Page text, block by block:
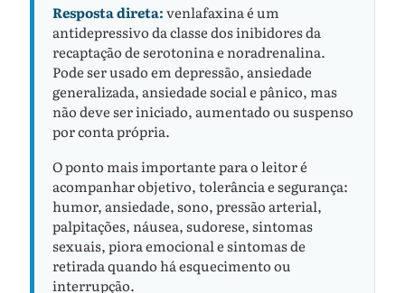
Resposta direta:venlafaxina é um
antidepressivo da classe dos inibidores da
recaptação de serotonina e noradrenalina.
Pode ser usado em depressão, ansiedade
generalizada, ansiedade social e pânico, mas
não deve ser iniciado, aumentado ou suspenso
por conta própria.
O ponto mais importante para o leitor é
acompanhar objetivo, tolerância e segurança:
humor, ansiedade, sono, pressão arterial,
palpitações, náusea, sudorese, sintomas
sexuais, piora emocional e sintomas de
retirada quando há esquecimento ou
interrupção.